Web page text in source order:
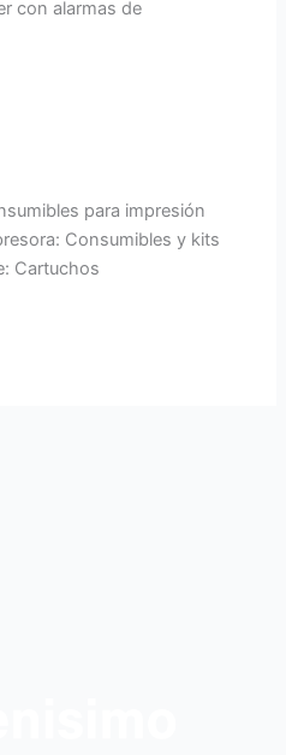
con alarmas de
para impresión
Consumibles y kits
Cartuchos